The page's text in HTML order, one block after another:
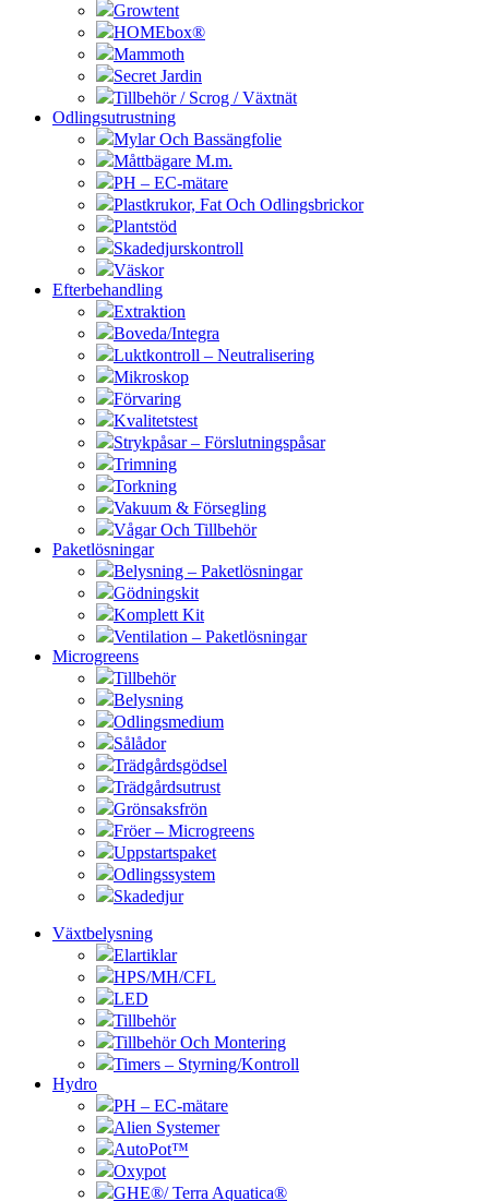
Growtent
HOMEbox®
Mammoth
Secret Jardin
Tillbehör / Scrog / Växtnät
Odlingsutrustning
Mylar Och Bassängfolie
Måttbägare M.m.
PH – EC-mätare
Plastkrukor, Fat Och Odlingsbrickor
Plantstöd
Skadedjurskontroll
Väskor
Efterbehandling
Extraktion
Boveda/Integra
Luktkontroll – Neutralisering
Mikroskop
Förvaring
Kvalitetstest
Strykpåsar – Förslutningspåsar
Trimning
Torkning
Vakuum & Försegling
Vågar Och Tillbehör
Paketlösningar
Belysning – Paketlösningar
Gödningskit
Komplett Kit
Ventilation – Paketlösningar
Microgreens
Tillbehör
Belysning
Odlingsmedium
Sålådor
Trädgårdsgödsel
Trädgårdsutrust
Grönsaksfrön
Fröer – Microgreens
Uppstartspaket
Odlingssystem
Skadedjur
Växtbelysning
Elartiklar
HPS/MH/CFL
LED
Tillbehör
Tillbehör Och Montering
Timers – Styrning/Kontroll
Hydro
PH – EC-mätare
Alien Systemer
AutoPot™
Oxypot
GHE®/ Terra Aquatica®